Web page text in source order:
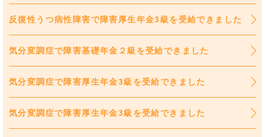
反復性うつ病性障害で障害厚生年金3級を受給できました
気分変調症で障害基礎年金２級を受給できました
気分変調症で障害厚生年金3級を受給できました
気分変調症で障害厚生年金3級を受給できました